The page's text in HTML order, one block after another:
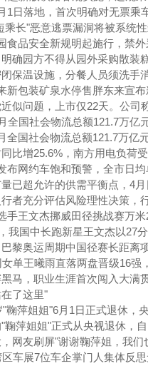
1日落地，首次明确对无票乘
乘长"恶意逃票漏洞将被系统
食品安全新规明起施行，禁
确园方不得从园外采购散装
保温设施，分餐人员须洗手
新包装矿泉水停售胖东来宣
似‌问题，上市仅22天。公司
全国社会物流总额121.7万亿
全国社会物流总额121.7万亿
比增25.6%，南方用电负荷
布网约车饱和预警，全市日
已超允许的供需平衡点，4
者充分评估风险理性决策，
手王文杰挪威田径挑战赛万
我国中长跑新星王文杰以27
黎奥运周期中国径赛长距离
女单王曦雨直落两盘晋级16
马，职业生涯首次闯入大满
了这里"
"鞠萍姐姐"6月1日正式退休，
"鞠萍姐姐"正式从央视退休，
网友刷屏"谢谢鞠萍姐，我们
区车展7位车企掌门人集体反